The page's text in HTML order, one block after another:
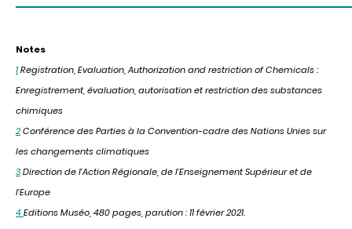
Notes
1Registration, Evaluation, Authorization and restriction of Chemicals :
Enregistrement, évaluation, autorisation et restriction des substances
chimiques
2Conférence des Parties à la Convention-cadre des Nations Unies sur
les changements climatiques
3Direction de l'Action Régionale, de l'Enseignement Supérieur et de
l'Europe
4Editions Muséo, 480 pages, parution : 11 février 2021.